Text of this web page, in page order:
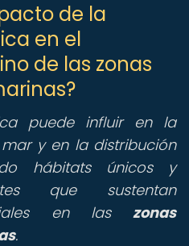
de la
en el
de las zonas
puede influir en la
y en la distribución
hábitats únicos y
que sustentan
en las zonas
.